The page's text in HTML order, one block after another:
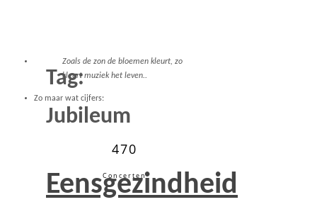
Tag:
Jubileum
Eensgezindheid
Zoals de zon de bloemen kleurt, zo
kleurt muziek het leven..
Zo maar wat cijfers:
470
Concerten